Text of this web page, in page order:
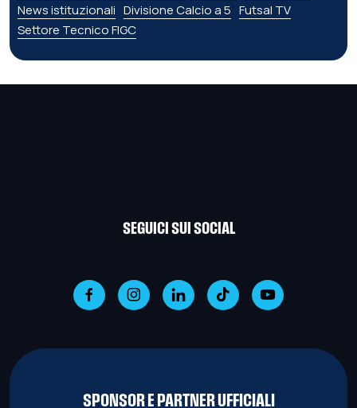
News istituzionali Divisione Calcio a 5 Futsal TV
Settore Tecnico FIGC
SEGUICI SUI SOCIAL
SPONSOR E PARTNER UFFICIALI